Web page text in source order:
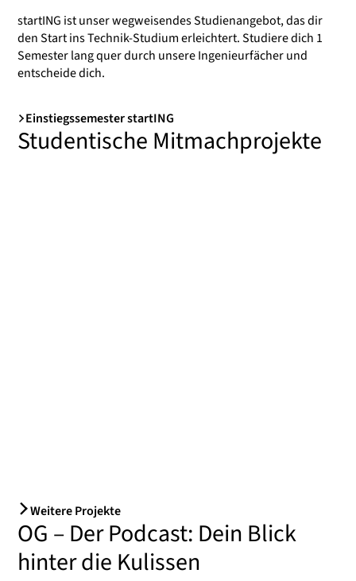
startING ist unser wegweisendes Studienangebot, das dir
den Start ins Technik-Studium erleichtert. Studiere dich 1
Semester lang quer durch unsere Ingenieurfächer und
entscheide dich.
Einstiegssemester startING
Studentische Mitmachprojekte
Weitere Projekte
OG – Der Podcast: Dein Blick
hinter die Kulissen